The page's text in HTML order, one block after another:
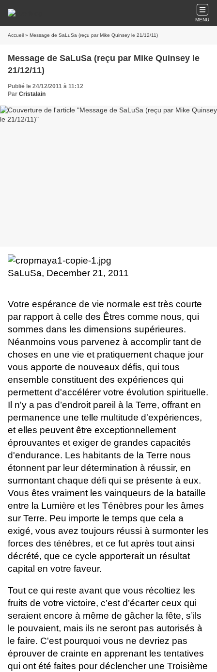
MENU
Accueil » Message de SaLuSa (reçu par Mike Quinsey le 21/12/11)
Message de SaLuSa (reçu par Mike Quinsey le
21/12/11)
Publié le 24/12/2011 à 11:12
Par Cristalain
SaLuSa, December 21, 2011
Votre espérance de vie normale est très courte
par rapport à celle des Êtres comme nous, qui
sommes dans les dimensions supérieures.
Néanmoins vous parvenez à accomplir tant de
choses en une vie et pratiquement chaque jour
vous apporte de nouveaux défis, qui tous
ensemble constituent des expériences qui
permettent d'accélérer votre évolution spirituelle.
Il n'y a pas d’endroit pareil à la Terre, offrant en
permanence une telle multitude d'expériences,
et elles peuvent être exceptionnellement
éprouvantes et exiger de grandes capacités
d'endurance. Les habitants de la Terre nous
étonnent par leur détermination à réussir, en
surmontant chaque défi qui se présente à eux.
Vous êtes vraiment les vainqueurs de la bataille
entre la Lumière et les Ténèbres pour les âmes
sur Terre. Peu importe le temps que cela a
exigé, vous avez toujours réussi à surmonter les
forces des ténèbres, et ce fut après tout ainsi
décrété, que ce cycle apporterait un résultat
capital en votre faveur.
Tout ce qui reste avant que vous récoltiez les
fruits de votre victoire, c’est d’écarter ceux qui
seraient encore à même de gâcher la fête, s’ils
le pouvaient, mais ils ne seront pas autorisés à
le faire. C'est pourquoi vous ne devriez pas
éprouver de crainte en apprenant les tentatives
qui ont été faites pour déclencher une Troisième